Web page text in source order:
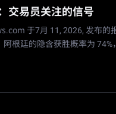
交易员关注的信号
于7月 11, 2026, 发布的
根廷的隐含获胜概率为 74%